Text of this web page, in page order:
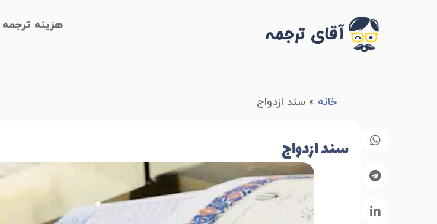
هزینه ترجمه
خانه » سند ازدواج
سند ازدواج